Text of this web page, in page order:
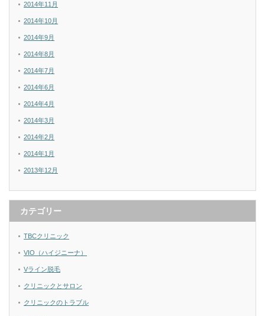
2014年11月
2014年10月
2014年9月
2014年8月
2014年7月
2014年6月
2014年4月
2014年3月
2014年2月
2014年1月
2013年12月
カテゴリー
TBCクリニック
VIO（ハイジニーナ）
Vライン脱毛
クリニックとサロン
クリニックのトラブル